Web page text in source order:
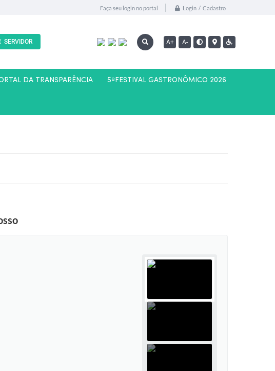
Faça seu login no portal Login / Cadastro
SERVIDOR A+ A-
DA TRANSPARÊNCIA 5ºFESTIVAL GASTRONÔMICO 2026